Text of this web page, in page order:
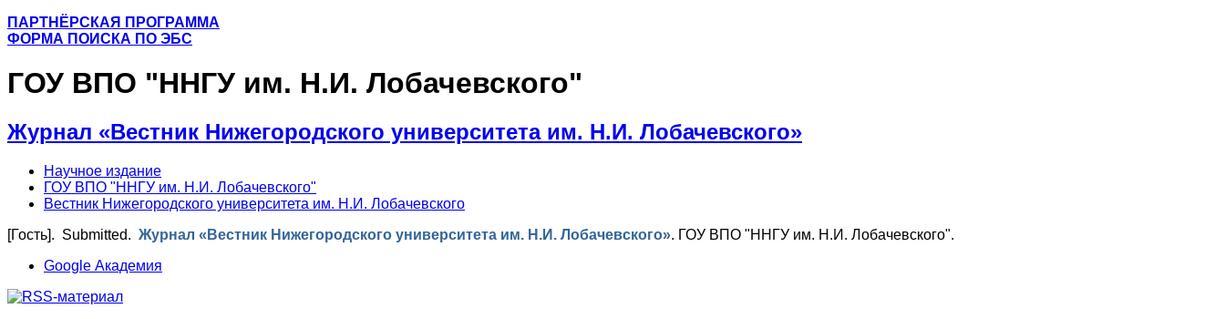
ПАРТНЁРСКАЯ ПРОГРАММА
ФОРМА ПОИСКА ПО ЭБС
ГОУ ВПО "ННГУ им. Н.И. Лобачевского"
Журнал «Вестник Нижегородского университета им. Н.И. Лобачевского»
Научное издание
ГОУ ВПО "ННГУ им. Н.И. Лобачевского"
Вестник Нижегородского университета им. Н.И. Лобачевского
[Гость]. Submitted. Журнал «Вестник Нижегородского университета им. Н.И. Лобачевского». ГОУ ВПО "ННГУ им. Н.И. Лобачевского".
Google Академия